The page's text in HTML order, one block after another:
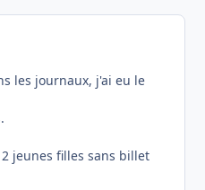
les journaux, j'ai eu le
jeunes filles sans billet